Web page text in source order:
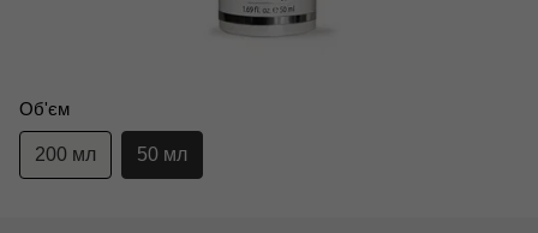
Об'єм
200 мл 50 мл